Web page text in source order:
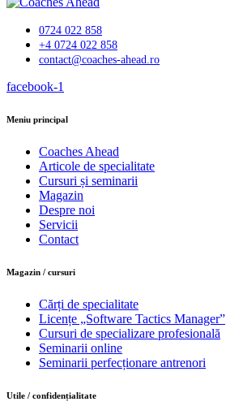
0724 022 858
+4 0724 022 858
contact@coaches-ahead.ro
facebook-1
Meniu principal
Coaches Ahead
Articole de specialitate
Cursuri și seminarii
Magazin
Despre noi
Servicii
Contact
Magazin / cursuri
Cărți de specialitate
Licențe „Software Tactics Manager”
Cursuri de specializare profesională
Seminarii online
Seminarii perfecționare antrenori
Utile / confidențialitate